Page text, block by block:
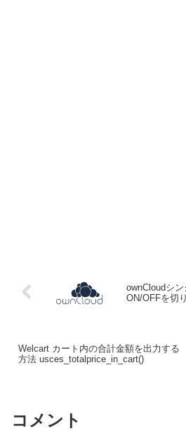
ownCloudシ
ON/OFFを切
Welcart カート内の合計金額を出力する
方法 usces_totalprice_in_cart()
コメント